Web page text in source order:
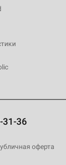
31-36
оферта